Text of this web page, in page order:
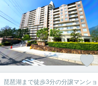
琵琶湖まで徒歩3分の分譲マンショ